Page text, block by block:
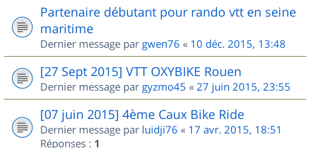
Partenaire débutant pour rando vtt en seine
maritime
Dernier message par gwen76 « 10 déc. 2015, 13:48
[27 Sept 2015] VTT OXYBIKE Rouen
Dernier message par gyzmo45 « 27 juin 2015, 23:55
[07 juin 2015] 4ème Caux Bike Ride
Dernier message par luidji76 « 17 avr. 2015, 18:51
Réponses : 1